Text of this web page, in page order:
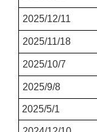
2025/12/11
2025/11/18
2025/10/7
2025/9/8
2025/5/1